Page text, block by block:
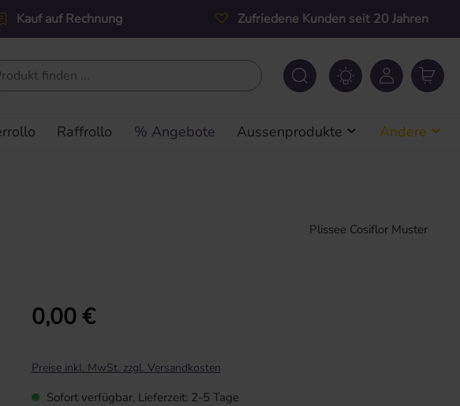
Kauf auf Rechnung Zufriedene Kunden seit 20 Jahren
Raffrollo % Angebote Aussenprodukte Andere
Plissee Cosiflor Muster
Regulärer Preis:
0,00 €
Preise inkl. MwSt. zzgl. Versandkosten
Sofort verfügbar, Lieferzeit: 2-5 Tage